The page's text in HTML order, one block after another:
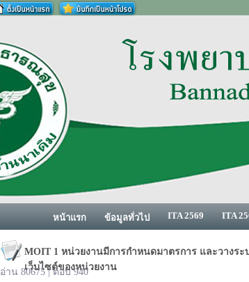
หน้าแรก ข้อมูลทั่วไป ITA 2569 ITA
MOIT 1 หน่วยงานมีการกำหนดมาตรการ และวางร
เว็บไซต์ของหน่วยงาน
อ่าน 80675 | ตอบ 940